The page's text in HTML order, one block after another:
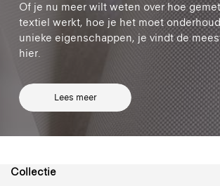
Of je nu meer wilt weten over hoe
textiel werkt, hoe je het moet
unieke eigenschappen, je vindt de
hier.
Lees meer
Collectie